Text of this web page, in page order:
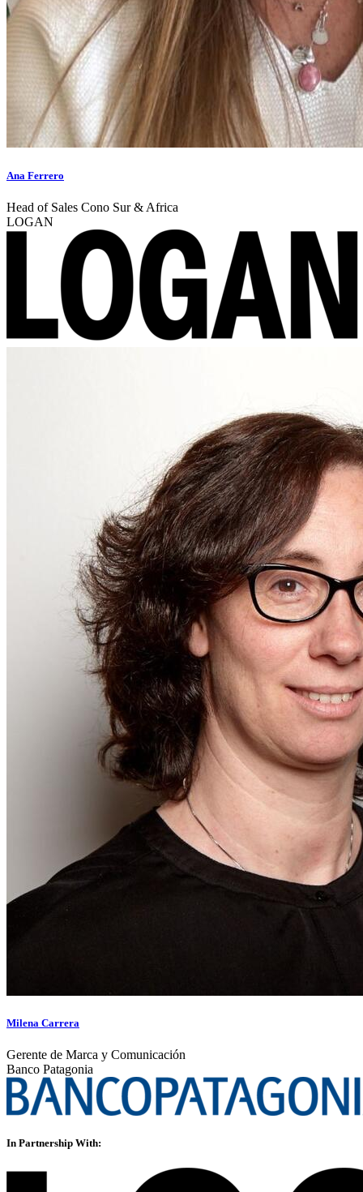
Ana Ferrero
Head of Sales Cono Sur & Africa
LOGAN
Milena Carrera
Gerente de Marca y Comunicación
Banco Patagonia
In Partnership With: